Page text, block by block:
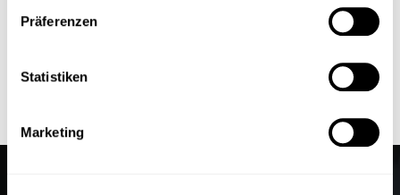
Präferenzen
Statistiken
Marketing